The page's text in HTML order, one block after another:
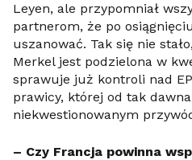
Leyen, ale przypomniał
partnerom, że po
uszanować. Tak się nie
Merkel jest podzielona w
sprawuje już kontroli nad
prawicy, której od tak
niekwestionowanym
– Czy Francja powinna